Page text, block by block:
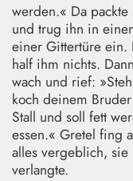
werden.« Da
und trug ihn in
einer Gittertüre ein.
half ihm nichts.
wach und rief:
koch deinem
Stall und soll fett
essen.« Gretel fing
alles vergeblich, sie
verlangte.